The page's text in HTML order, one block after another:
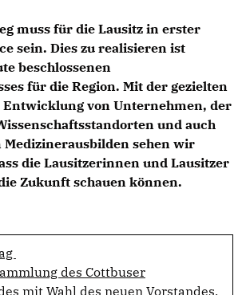
muss für die Lausitz in erster
sein. Dies zu realisieren ist
beschlossenen
für die Region. Mit der gezielten
Entwicklung von Unternehmen, der
und auch
sehen wir
die Lausitzerinnen und Lausitzer
Zukunft schauen können.
des Cottbuser
mit Wahl des neuen Vorstandes.